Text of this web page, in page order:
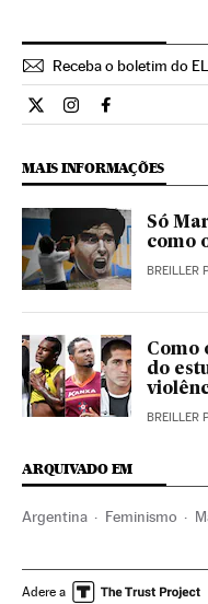
Receba o boletim do
Internacional El País
Internacional El
Internacional
MAIS INFORMAÇÕES
Só
como
BREILLER
Como
do
BREILLER
ARQUIVADO EM
Argentina Feminismo
Violencia Violencia
Adere a